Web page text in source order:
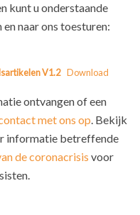
kunt u onderstaande
naar ons toesturen:
V1.2 Download
ontvangen of een
met ons op. Bekijk
informatie betreffende
de coronacrisis voor